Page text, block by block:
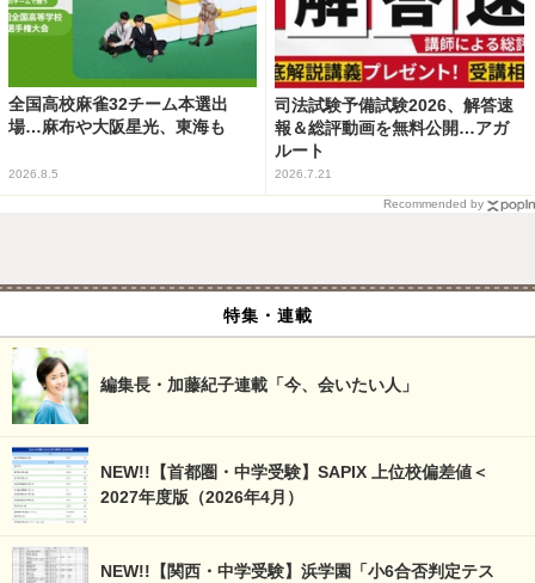
全国高校麻雀32チーム本選出
場…麻布や大阪星光、東海も
2026.8.5
司法試験予備試験2026、解答速
報＆総評動画を無料公開…アガ
ルート
2026.7.21
Recommended by
特集・連載
編集長・加藤紀子連載「今、会いたい人」
NEW!!【首都圏・中学受験】SAPIX 上位校偏差値＜
2027年度版（2026年4月）
NEW!!【関西・中学受験】浜学園「小6合否判定テス